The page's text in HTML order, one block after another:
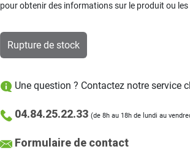
pour obtenir des informations sur le produit ou
Rupture de stock
Une question ? Contactez notre service
04.84.25.22.33 (de 8h au 18h de lundi au
Formulaire de contact